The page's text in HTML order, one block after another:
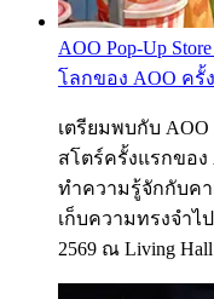
AOO Pop-Up
โลกของ AOO ครั้
เตรียมพบกับ AOO
สโตร์ครั้งแรกขอ
ทำความรู้จักกับคา
เก็บความทรงจำไ
2569 ณ Living